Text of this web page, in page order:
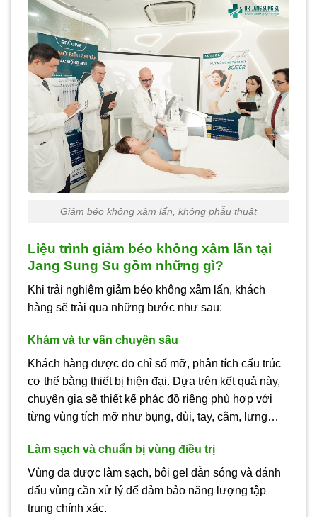
Giảm béo không xâm lấn, không phẫu thuật
Liệu trình giảm béo không xâm lấn tại
Jang Sung Su gồm những gì?
Khi trải nghiệm giảm béo không xâm lấn, khách
hàng sẽ trải qua những bước như sau:
Khám và tư vấn chuyên sâu
Khách hàng được đo chỉ số mỡ, phân tích cấu trúc
cơ thể bằng thiết bị hiện đại. Dựa trên kết quả này,
chuyên gia sẽ thiết kế phác đồ riêng phù hợp với
từng vùng tích mỡ như bụng, đùi, tay, cằm, lưng…
Làm sạch và chuẩn bị vùng điều trị
Vùng da được làm sạch, bôi gel dẫn sóng và đánh
dấu vùng cần xử lý để đảm bảo năng lượng tập
trung chính xác.